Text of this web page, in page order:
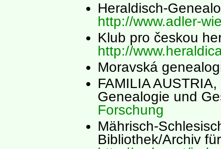
Heraldisch-
http://www.adler-
Klub pro českou
http://
Moravská
FAMILIA
Genealogie und
Forschung
Mährisch-
Bibliothek/Archiv